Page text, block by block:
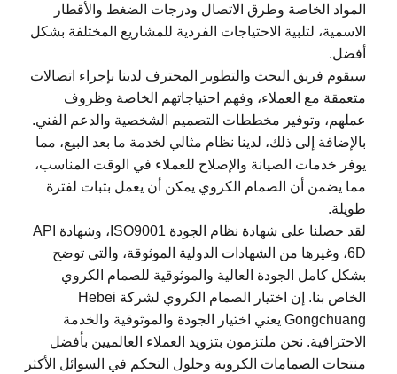
المواد الخاصة وطرق الاتصال ودرجات الضغط والأقطار
الاسمية، لتلبية الاحتياجات الفردية للمشاريع المختلفة بشكل
أفضل.
سيقوم فريق البحث والتطوير المحترف لدينا بإجراء اتصالات
متعمقة مع العملاء، وفهم احتياجاتهم الخاصة وظروف
عملهم، وتوفير مخططات التصميم الشخصية والدعم الفني.
بالإضافة إلى ذلك، لدينا نظام مثالي لخدمة ما بعد البيع، مما
يوفر خدمات الصيانة والإصلاح للعملاء في الوقت المناسب،
مما يضمن أن الصمام الكروي يمكن أن يعمل بثبات لفترة
طويلة.
لقد حصلنا على شهادة نظام الجودة ISO9001، وشهادة API
6D، وغيرها من الشهادات الدولية الموثوقة، والتي توضح
بشكل كامل الجودة العالية والموثوقية للصمام الكروي
الخاص بنا. إن اختيار الصمام الكروي لشركة Hebei
Gongchuang يعني اختيار الجودة والموثوقية والخدمة
الاحترافية. نحن ملتزمون بتزويد العملاء العالميين بأفضل
منتجات الصمامات الكروية وحلول التحكم في السوائل الأكثر